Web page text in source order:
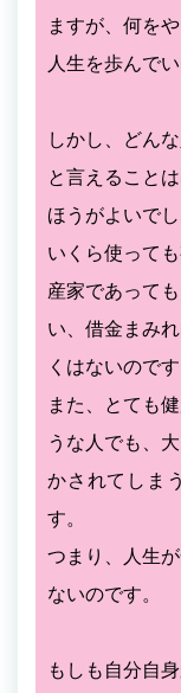
ますが、何を
人生を歩んで
しかし、どん
と言えること
ほうがよいでし
いくら使って
産家であって
い、借金まみ
くはないのです
また、とても
うな人でも、
かされてしま
す。
つまり、人生
ないのです。
もしも自分自